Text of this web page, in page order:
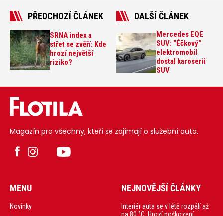
PŘEDCHOZÍ ČLÁNEK
SRNA index a
střet se zvěří: Kde
hrozí největší
riziko?
DALŠÍ ČLÁNEK
Mercedes EQE
SUV: "Éčkový"
elektromobil
dostal karoserii
SUV
Magazín pro všechny, kteří se zajímají o služební auta.
MENU
Novinky
NEJNOVĚJŠÍ ČLÁNKY
Interiér auta se v létě rozpálí až
na 80 °C. Hrozí poškození